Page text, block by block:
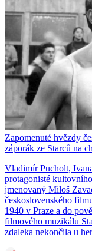
Zapomenuté hvězdy
záporák ze Starců na
Vladimír Pucholt,
protagonisté
jmenovaný Miloš
československého
1940 v Praze a do
filmového muzikálu
zdaleka nekončila u